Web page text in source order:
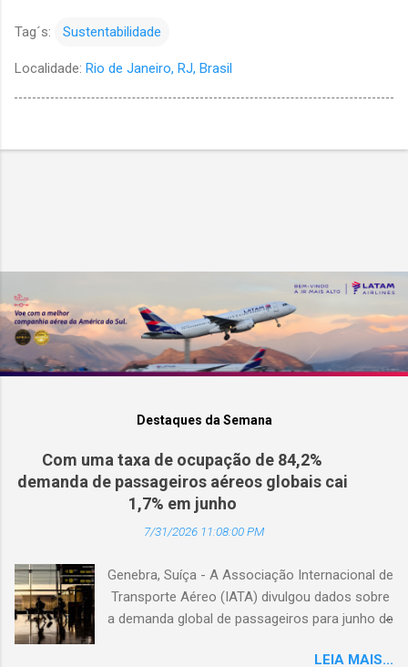
Tag´s: Sustentabilidade
Localidade: Rio de Janeiro, RJ, Brasil
Destaques da Semana
Com uma taxa de ocupação de 84,2%
demanda de passageiros aéreos globais cai
1,7% em junho
7/31/2026 11:08:00 PM
Genebra, Suíça - A Associação Internacional de
Transporte Aéreo (IATA) divulgou dados sobre
a demanda global de passageiros para junho de
passageiros-quilômetro pagos (RPK), caiu 1,7%
LEIA MAIS...